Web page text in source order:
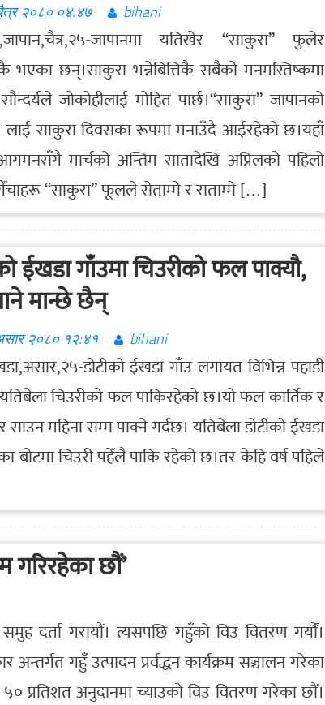
२०८० ०४:४७ bihani
जापानमा यतिखेर “साकुरा” फुलेर
छन्।साकुरा भन्नेबित्तिकै सबैको मनमस्तिष्कमा
जोकोहीलाई मोहित पार्छ।“साकुरा” जापानको
लाई साकुरा दिवसका रूपमा मनाउँदै आईरहेको छ।यहाँ
मार्चको अन्तिम सातादेखि अप्रिलको पहिलो
“साकुरा” फूलले सेताम्मे र राताम्मे […]
ईखडा गाँउमा चिउरीको फल पाक्यौ,
मान्छे छैन्
२०८० १२:४१ bihani
डोटीको ईखडा गाँउ लगायत विभिन्न पहाडी
चिउरीको फल पाकिरहेको छ।यो फल कार्तिक र
महिना सम्म पाक्ने गर्दछ। यतिबेला डोटीको ईखडा
बोटमा चिउरी पहेँलै पाकि रहेको छ।तर केहि वर्ष पहिले
छौं’
दर्ता गरायौं। त्यसपछि गहुँको विउ वितरण गर्यौं।
गहुँ उत्पादन प्रर्वद्धन कार्यक्रम सञ्चालन गरेका
प्रतिशत अनुदानमा च्याउको विउ वितरण गरेका छौं।